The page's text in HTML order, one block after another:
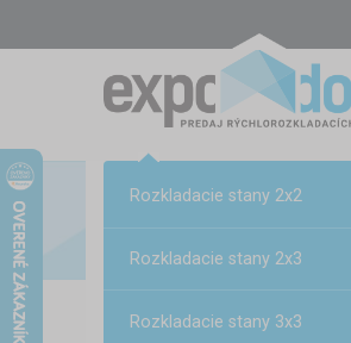
Rozkladacie stany 2x2
Rozkladacie stany 2x3
Rozkladacie stany 3x3